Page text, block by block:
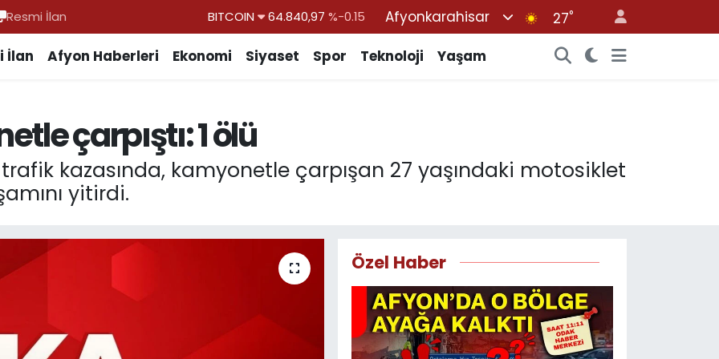
Resmi İlan DOLAR 47,7436%0.18
EURO
55,2510
%0.32
BİST100
Afyonkarahisar 27°
İlan Afyon Haberleri Ekonomi Siyaset Spor Teknoloji Yaşam
çarpıştı: 1 ölü
kazasında, kamyonetle çarpışan 27 yaşındaki motosiklet
yitirdi.
Özel Haber